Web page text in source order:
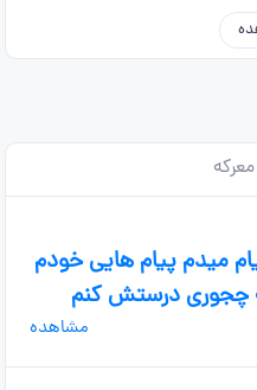
میدم پیام هایی خودم
چجوری درستش کنم
مشاهده